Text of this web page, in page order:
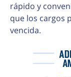
rápido y
que los cargos
vencida.